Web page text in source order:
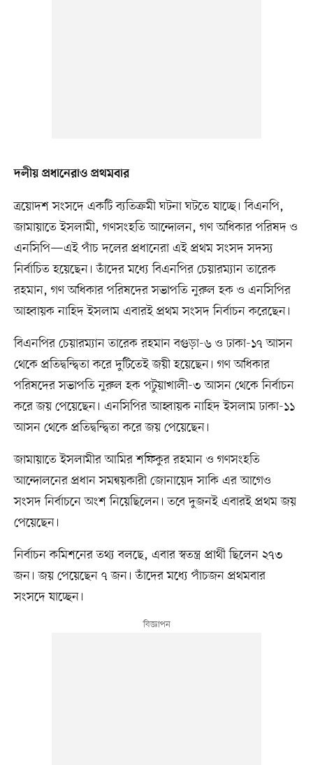
দলীয় প্রধানেরাও প্রথমবার
ত্রয়োদশ সংসদে একটি ব্যতিক্রমী ঘটনা ঘটতে যাচ্ছে। বিএনপি,
জামায়াতে ইসলামী, গণসংহতি আন্দোলন, গণ অধিকার পরিষদ ও
এনসিপি—এই পাঁচ দলের প্রধানেরা এই প্রথম সংসদ সদস্য
নির্বাচিত হয়েছেন। তাঁদের মধ্যে বিএনপির চেয়ারম্যান তারেক
রহমান, গণ অধিকার পরিষদের সভাপতি নুরুল হক ও এনসিপির
আহ্বায়ক নাহিদ ইসলাম এবারই প্রথম সংসদ নির্বাচন করেছেন।
বিএনপির চেয়ারম্যান তারেক রহমান বগুড়া-৬ ও ঢাকা-১৭ আসন
থেকে প্রতিদ্বন্দ্বিতা করে দুটিতেই জয়ী হয়েছেন। গণ অধিকার
পরিষদের সভাপতি নুরুল হক পটুয়াখালী-৩ আসন থেকে নির্বাচন
করে জয় পেয়েছেন। এনসিপির আহ্বায়ক নাহিদ ইসলাম ঢাকা-১১
আসন থেকে প্রতিদ্বন্দ্বিতা করে জয় পেয়েছেন।
জামায়াতে ইসলামীর আমির শফিকুর রহমান ও গণসংহতি
আন্দোলনের প্রধান সমন্বয়কারী জোনায়েদ সাকি এর আগেও
সংসদ নির্বাচনে অংশ নিয়েছিলেন। তবে দুজনই এবারই প্রথম জয়
পেয়েছেন।
নির্বাচন কমিশনের তথ্য বলছে, এবার স্বতন্ত্র প্রার্থী ছিলেন ২৭৩
জন। জয় পেয়েছেন ৭ জন। তাঁদের মধ্যে পাঁচজন প্রথমবার
সংসদে যাচ্ছেন।